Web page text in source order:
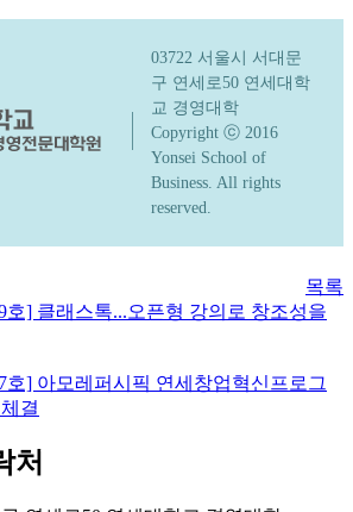
03722 서울시 서대문
구 연세로50 연세대학
교 경영대학
Copyright ⓒ 2016
Yonsei School of
Business. All rights
reserved.
목록
호] 클래스톡...오픈형 강의로 창조성을
호] 아모레퍼시픽 연세창업혁신프로그
결
처